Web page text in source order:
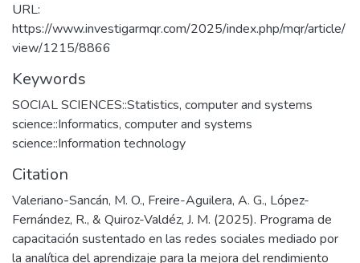
URL:
https://www.investigarmqr.com/2025/index.php/mqr/article/
view/1215/8866
Keywords
SOCIAL SCIENCES::Statistics, computer and systems
science::Informatics, computer and systems
science::Information technology
Citation
Valeriano-Sancán, M. O., Freire-Aguilera, A. G., López-
Fernández, R., & Quiroz-Valdéz, J. M. (2025). Programa de
capacitación sustentado en las redes sociales mediado por
la analítica del aprendizaje para la mejora del rendimiento